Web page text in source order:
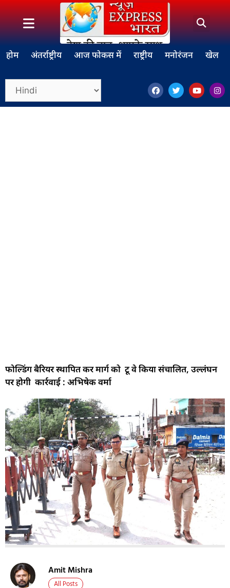
होम अंतर्राष्ट्रीय आज फोकस में राष्ट्रीय मनोरंजन खेल
फोल्डिंग बैरियर स्थापित कर मार्ग को टू वे किया संचालित, उल्लंघन
पर होगी कार्रवाई : अभिषेक वर्मा
Amit Mishra
All Posts